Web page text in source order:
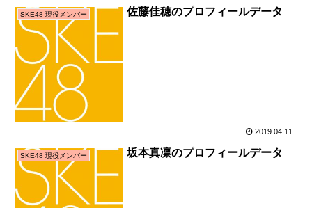
SKE48 現役メンバー 佐藤佳穂のプロフィールデータ
2019.04.11
SKE48 現役メンバー 坂本真凛のプロフィールデータ